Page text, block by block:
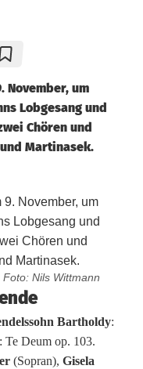
November, um
Lobgesang und
Chören und
Martinasek.
Nils Wittmann
Bartholdy:
: Te Deum op. 103.
(Sopran), Gisela